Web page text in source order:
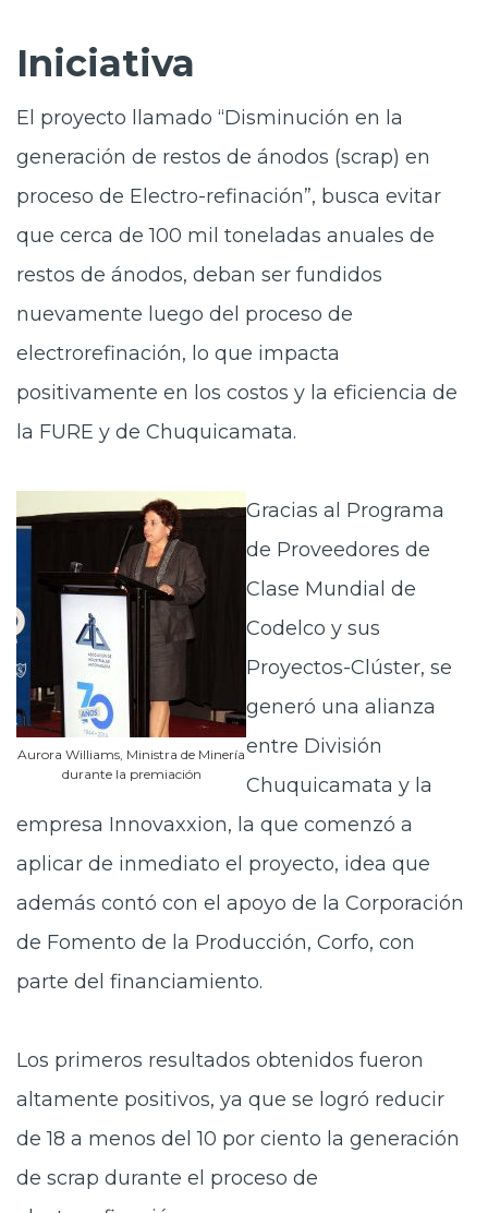
Iniciativa
El proyecto llamado “Disminución en la
generación de restos de ánodos (scrap) en
proceso de Electro-refinación”, busca evitar
que cerca de 100 mil toneladas anuales de
restos de ánodos, deban ser fundidos
nuevamente luego del proceso de
electrorefinación, lo que impacta
positivamente en los costos y la eficiencia de
la FURE y de Chuquicamata.
Aurora Williams, Ministra de Minería
durante la premiación
Gracias al Programa
de Proveedores de
Clase Mundial de
Codelco y sus
Proyectos-Clúster, se
generó una alianza
entre División
Chuquicamata y la
empresa Innovaxxion, la que comenzó a
aplicar de inmediato el proyecto, idea que
además contó con el apoyo de la Corporación
de Fomento de la Producción, Corfo, con
parte del financiamiento.
Los primeros resultados obtenidos fueron
altamente positivos, ya que se logró reducir
de 18 a menos del 10 por ciento la generación
de scrap durante el proceso de